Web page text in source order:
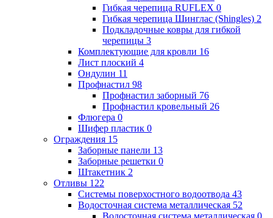
Гибкая черепица RUFLEX 0
Гибкая черепица Шинглас (Shingles) 2
Подкладочные ковры для гибкой
черепицы 3
Комплектующие для кровли 16
Лист плоский 4
Ондулин 11
Профнастил 98
Профнастил заборный 76
Профнастил кровельный 26
Флюгера 0
Шифер пластик 0
Ограждения 15
Заборные панели 13
Заборные решетки 0
Штакетник 2
Отливы 122
Системы поверхостного водоотвода 43
Водосточная система металлическая 52